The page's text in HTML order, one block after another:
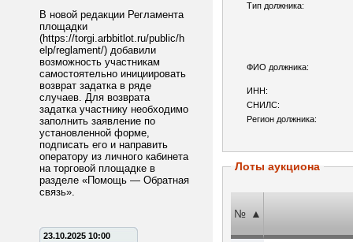
В новой редакции Регламента
площадки
(https://torgi.arbbitlot.ru/public/h
elp/reglament/) добавили
возможность участникам
самостоятельно инициировать
возврат задатка в ряде
случаев. Для возврата
задатка участнику необходимо
заполнить заявление по
установленной форме,
подписать его и направить
оператору из личного кабинета
на торговой площадке в
разделе «Помощь — Обратная
связь».
23.10.2025 10:00
Тип должника:
ФИО должника:
ИНН:
СНИЛС:
Регион должника:
Лоты аукциона
№ ▲